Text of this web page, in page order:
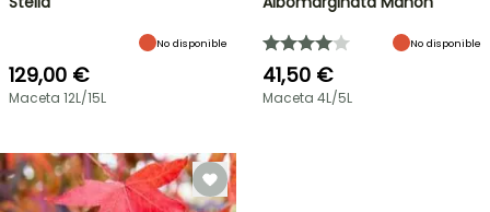
No disponible
129,00 €
Maceta 12L/15L
No disponible
41,50 €
Maceta 4L/5L